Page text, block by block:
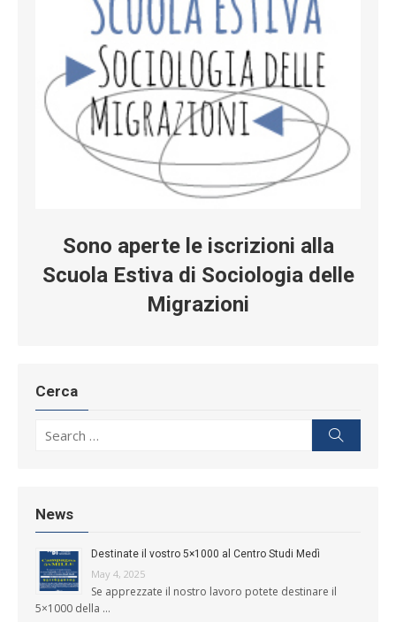
Sono aperte le iscrizioni alla
Scuola Estiva di Sociologia delle
Migrazioni
Cerca
News
Destinate il vostro 5×1000 al Centro Studi Medì
May 4, 2025
Se apprezzate il nostro lavoro potete destinare il
5×1000 della …